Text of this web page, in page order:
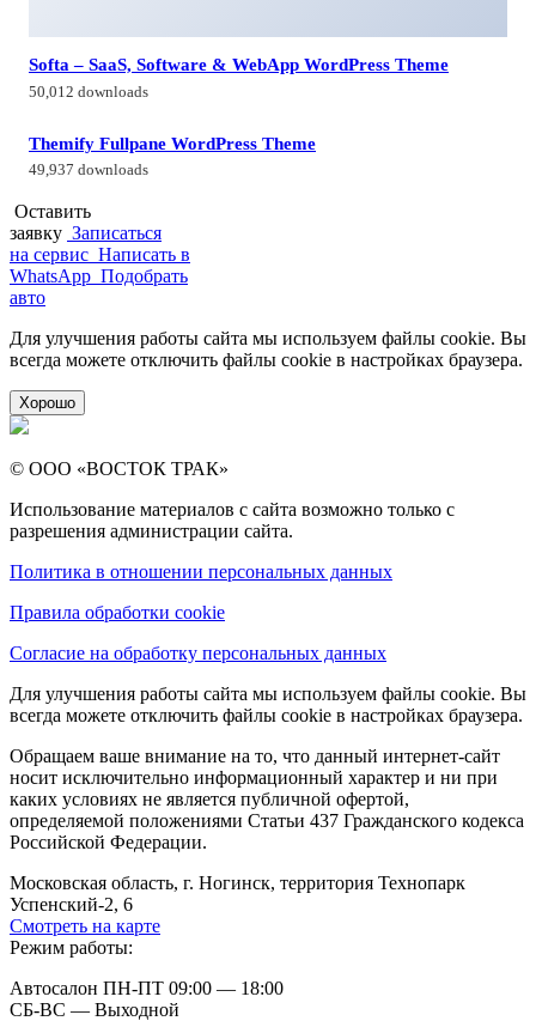
Softa – SaaS, Software & WebApp WordPress Theme
50,012 downloads
Themify Fullpane WordPress Theme
49,937 downloads
Оставить
заявку Записаться
на сервис Написать в
WhatsApp Подобрать
авто
Для улучшения работы сайта мы используем файлы cookie. Вы
всегда можете отключить файлы cookie в настройках браузера.
Хорошо
© ООО «ВОСТОК ТРАК»
Использование материалов с сайта возможно только с
разрешения администрации сайта.
Политика в отношении персональных данных
Правила обработки cookie
Согласие на обработку персональных данных
Для улучшения работы сайта мы используем файлы cookie. Вы
всегда можете отключить файлы cookie в настройках браузера.
Обращаем ваше внимание на то, что данный интернет-сайт
носит исключительно информационный характер и ни при
каких условиях не является публичной офертой,
определяемой положениями Статьи 437 Гражданского кодекса
Российской Федерации.
Московская область, г. Ногинск, территория Технопарк
Успенский-2, 6
Смотреть на карте
Режим работы:
Автосалон ПН-ПТ 09:00 — 18:00
СБ-ВС — Выходной